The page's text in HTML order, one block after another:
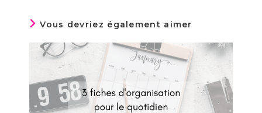
Vous devriez également aimer